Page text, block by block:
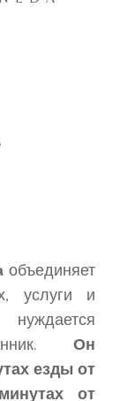
объединяет
услуги и
Он
езды от
от